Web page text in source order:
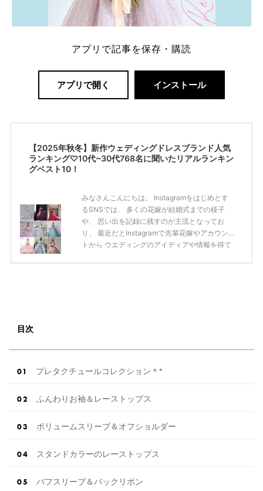
アプリで記事を保存・購読
アプリで開く インストール
【2025年秋冬】新作ウェディングドレスブランド人気
ランキング♡10代~30代768名に聞いたリアルランキン
グベスト10！
みなさんこんにちは。 Instagramをはじめとす
るSNSでは、 多くの花嫁が結婚式までの様子
や、 思い出を記録に残すのが主流となってお
り、 最近だとInstagramで先輩花嫁やアカウン
トから ウエディングのアイディアや情報を得て
目次
プレタクチュールコレクション＊*
ふんわりお袖＆レーストップス
ボリュームスリーブ＆オフショルダー
スタンドカラーのレーストップス
パフスリーブ＆バックリボン